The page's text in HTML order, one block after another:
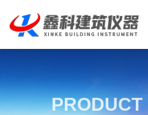
PRODUCT